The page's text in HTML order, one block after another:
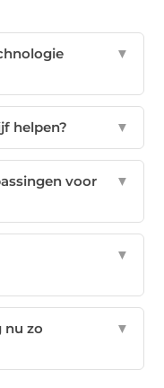
▼
helpen? ▼
voor
▼
▼
nu zo
▼